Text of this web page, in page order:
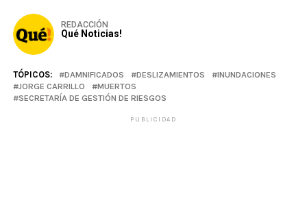
REDACCIÓN
Qué Noticias!
TÓPICOS: DAMNIFICADOS DESLIZAMIENTOS
INUNDACIONES
JORGE CARRILLO
MUERTOS
SECRETARÍA DE GESTIÓN DE RIESGOS
PUBLICIDAD